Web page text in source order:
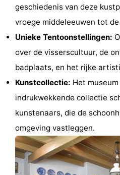
Uitkijkpunten
Attracties
-
Rondvaarten
Speeltuinen
-
Binnenspeeltuinen
Experiences
Wellness
centra
Dorpen
Natuur
geschiedenis van deze
vroege middeleeuwen tot
Unieke Tentoonstellingen:
over de visserscultuur, de
badplaats, en het rijke
Kunstcollectie: Het
indrukwekkende collectie
kunstenaars, die de
omgeving vastleggen.